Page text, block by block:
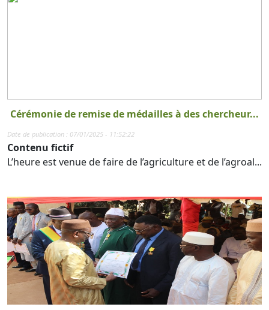
Cérémonie de remise de médailles à des chercheur...
Date de publication : 07/01/2025 - 11:52:22
Contenu fictif
L’heure est venue de faire de l’agriculture et de l’agroal...